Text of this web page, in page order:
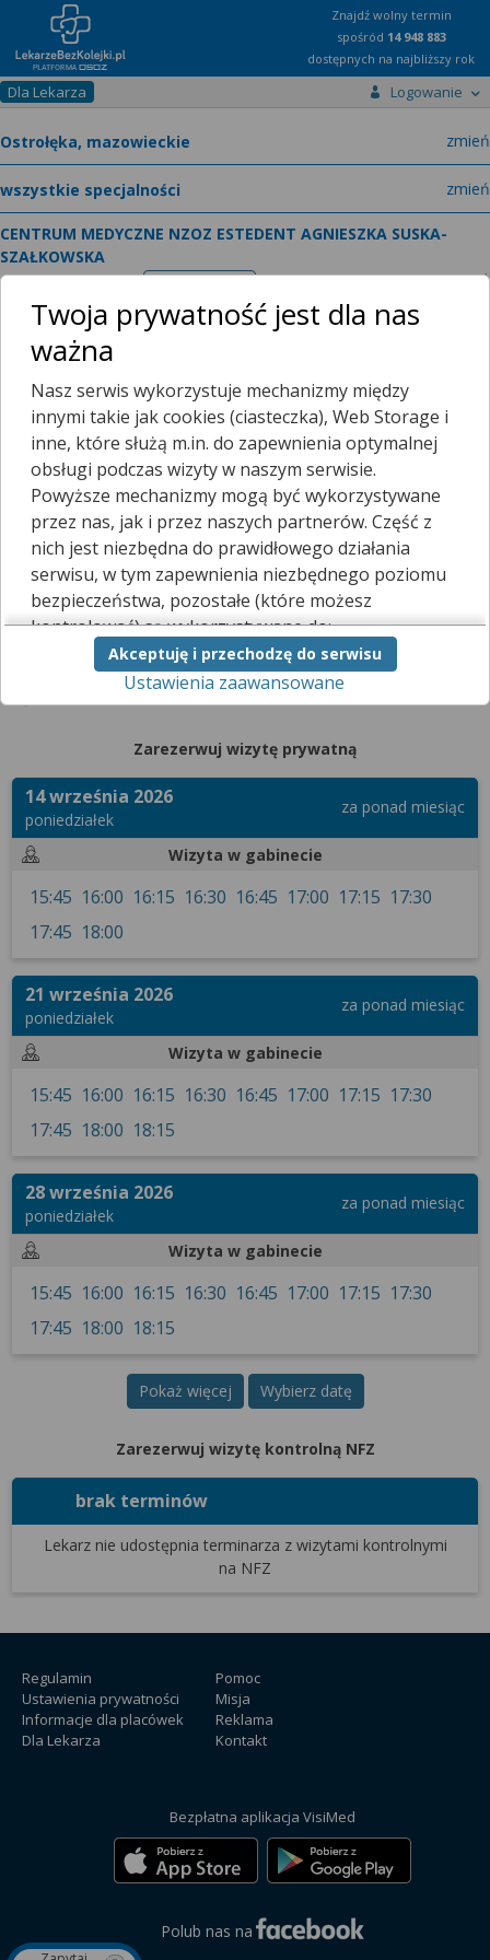
Znajdź wolny termin
spośród 14 948 883
dostępnych na najbliższy rok
Dla Lekarza Logowanie
zmień
zmień
CENTRUM MEDYCZNE NZOZ ESTEDENT AGNIESZKA SUSKA-
SZAŁKOWSKA
11 LISTOPADA 51,tel. Wyświetl numer zmień
Anna Ulianiuk-Gołuńska kardiolog
LEKARZ - SPECJALISTA KARDIOLOGII
Ten lekarz jeszcze nie udostępnia zamawiania recept przez
internet.
Kliknij tutaj, a poinformujemy go, że chciałbyś skorzystać z tej
Terminarz Filtrowanie wyników
Wybrany lekarz przyjmuje planowo tylko osoby dorosłe.
Zarezerwuj wizytę prywatną
14 września 2026
poniedziałek
za ponad miesiąc
Wizyta w gabinecie
15:45 16:00 16:15 16:30 16:45 17:00 17:15 17:30
17:45 18:00
21 września 2026
poniedziałek
za ponad miesiąc
Wizyta w gabinecie
15:45 16:00 16:15 16:30 16:45 17:00 17:15 17:30
17:45 18:00 18:15
28 września 2026
poniedziałek
za ponad miesiąc
Wizyta w gabinecie
15:45 16:00 16:15 16:30 16:45 17:00 17:15 17:30
17:45 18:00 18:15
Pokaż więcej Wybierz datę
Zarezerwuj wizytę kontrolną NFZ
brak terminów
Lekarz nie udostępnia terminarza z wizytami kontrolnymi
na NFZ
Regulamin
Ustawienia prywatności
Informacje dla placówek
Dla Lekarza
Pomoc
Misja
Reklama
Kontakt
Bezpłatna aplikacja VisiMed
Polub nas na
Twoja prywatność jest dla nas
ważna
Nasz serwis wykorzystuje mechanizmy między
innymi takie jak cookies (ciasteczka), Web Storage i
inne, które służą m.in. do zapewnienia optymalnej
obsługi podczas wizyty w naszym serwisie.
Powyższe mechanizmy mogą być wykorzystywane
przez nas, jak i przez naszych partnerów. Część z
nich jest niezbędna do prawidłowego działania
serwisu, w tym zapewnienia niezbędnego poziomu
bezpieczeństwa, pozostałe (które możesz
kontrolować) są wykorzystywane do:
obsługi dodatkowych funkcjonalności
usprawniających działanie naszego serwisu,
analizy tego, w jaki sposób korzystasz z naszej
marketingu bezpośredniego i wyświetlania reklam, w
tym reklam spersonalizowanych,
udostępniania funkcji mediów społecznościowych.
Kliknij „Akceptuję i przechodzę do serwisu”, aby
wyrazić zgodę na przetwarzanie przez nas i
naszych partnerów Twoich danych w
powyższych celach.
Pamiętaj, że wyrażenie zgody jest dobrowolne, a
wyrażoną zgodę możesz w każdej chwili cofnąć,
możesz też wycofać zgodę na przetwarzanie Twoich
danych tylko w niektórych celach. Jeżeli chcesz
dowiedzieć się więcej lub chcesz przeprowadzić
konfigurację szczegółową, to możesz tego dokonać
narzędzi zewnętrznych w naszym serwisie
znajdziesz w Regulaminie Serwisu.
Akceptuję i przechodzę do serwisu
Ustawienia zaawansowane